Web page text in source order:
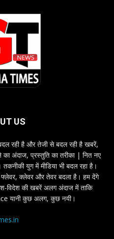
US
रही है और तेजी से बदल रही है खबरें,
अंदाज, प्रस्तुति का तरीका | नित नए
युग में मीडिया भी बदल रहा है।
फ्लेवर, क्लेवर और तेवर बदला है। हम देंगे
की खबरें अलग अंदाज में ताकि
यानी कुछ अलग, कुछ नयी।